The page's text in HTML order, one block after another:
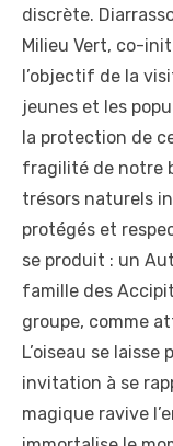
discrète.
Milieu Vert, co-
l’objectif de la
jeunes et les
la protection de
fragilité de notre
trésors naturels
protégés et
se produit : un
famille des
groupe, comme
L’oiseau se
invitation à se
magique ravive